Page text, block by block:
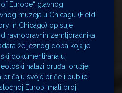
of Europe“ glavnog
muzeja u Chicagu (Field
in Chicago) opisuje
ravnopravnih zemljoradnika
željeznog doba koja je
dokumentirana u
nalazi oruđa, oružje,
pričaju svoje priče i publici
Europi mali broj